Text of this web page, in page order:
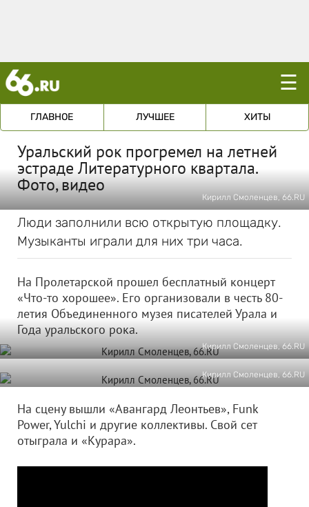
☰
ГЛАВНОЕ ЛУЧШЕЕ ХИТЫ
Уральский рок прогремел на летней
эстраде Литературного квартала.
Фото, видео
Кирилл Смоленцев, 66.RU
Люди заполнили всю открытую площадку.
Музыканты играли для них три часа.
На Пролетарской прошел бесплатный концерт
«Что-то хорошее». Его организовали в честь 80-
летия Объединенного музея писателей Урала и
Года уральского рока.
Кирилл Смоленцев, 66.RU
Кирилл Смоленцев, 66.RU
На сцену вышли «Авангард Леонтьев», Funk
Power, Yulchi и другие коллективы. Свой сет
отыграла и «Курара».